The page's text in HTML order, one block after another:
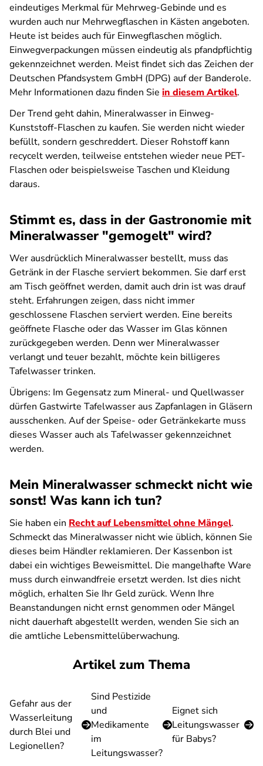
eindeutiges Merkmal für Mehrweg-Gebinde und es
wurden auch nur Mehrwegflaschen in Kästen angeboten.
Heute ist beides auch für Einwegflaschen möglich.
Einwegverpackungen müssen eindeutig als pfandpflichtig
gekennzeichnet werden. Meist findet sich das Zeichen der
Deutschen Pfandsystem GmbH (DPG) auf der Banderole.
Mehr Informationen dazu finden Sie in diesem Artikel.
Der Trend geht dahin, Mineralwasser in Einweg-
Kunststoff-Flaschen zu kaufen. Sie werden nicht wieder
befüllt, sondern geschreddert. Dieser Rohstoff kann
recycelt werden, teilweise entstehen wieder neue PET-
Flaschen oder beispielsweise Taschen und Kleidung
daraus.
Stimmt es, dass in der Gastronomie mit
Mineralwasser "gemogelt" wird?
Wer ausdrücklich Mineralwasser bestellt, muss das
Getränk in der Flasche serviert bekommen. Sie darf erst
am Tisch geöffnet werden, damit auch drin ist was drauf
steht. Erfahrungen zeigen, dass nicht immer
geschlossene Flaschen serviert werden. Eine bereits
geöffnete Flasche oder das Wasser im Glas können
zurückgegeben werden. Denn wer Mineralwasser
verlangt und teuer bezahlt, möchte kein billigeres
Tafelwasser trinken.
Übrigens: Im Gegensatz zum Mineral- und Quellwasser
dürfen Gastwirte Tafelwasser aus Zapfanlagen in Gläsern
ausschenken. Auf der Speise- oder Getränkekarte muss
dieses Wasser auch als Tafelwasser gekennzeichnet
werden.
Mein Mineralwasser schmeckt nicht wie
sonst! Was kann ich tun?
Sie haben ein Recht auf Lebensmittel ohne Mängel.
Schmeckt das Mineralwasser nicht wie üblich, können Sie
dieses beim Händler reklamieren. Der Kassenbon ist
dabei ein wichtiges Beweismittel. Die mangelhafte Ware
muss durch einwandfreie ersetzt werden. Ist dies nicht
möglich, erhalten Sie Ihr Geld zurück. Wenn Ihre
Beanstandungen nicht ernst genommen oder Mängel
nicht dauerhaft abgestellt werden, wenden Sie sich an
die amtliche Lebensmittelüberwachung.
Artikel zum Thema
Gefahr aus der
Wasserleitung
durch Blei und
Legionellen?
Sind Pestizide
und
Medikamente
im
Leitungswasser?
Eignet sich
Leitungswasser
für Babys?